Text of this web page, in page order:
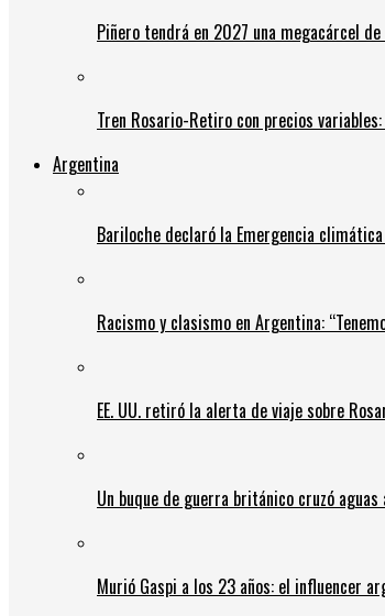
Piñero tendrá en 2027 una megacárcel
Tren Rosario-Retiro con precios
Argentina
Bariloche declaró la Emergencia
Racismo y clasismo en Argentina:
EE. UU. retiró la alerta de viaje sobre
Un buque de guerra británico cruzó
Murió Gaspi a los 23 años: el influencer